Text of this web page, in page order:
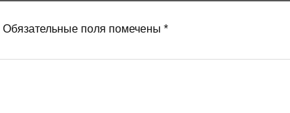
Обязательные поля помечены *